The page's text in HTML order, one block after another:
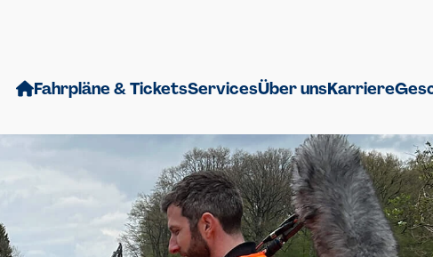
Fahrpläne & TicketsServicesÜber unsKarriere